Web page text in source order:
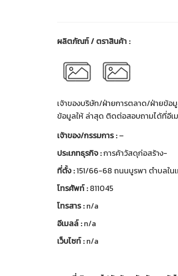
ผลิตภัณฑ์ / ตราสินค้า :
เจ้าของบริษัท/ฝ่ายการตลาด/ฝ่ายข้
ข้อมูลให้ ล่าสุด ติดต่อสอบถามได้ที่อีเ
เจ้าของ/กรรมการ :–
ประเภทธุรกิจ :การค้าวัสดุก่อสร้าง-
ที่ตั้ง :151/66-68 ถนนบูรพา ตำบลในเ
โทรศัพท์ :811045
โทรสาร :n/a
อีเมลล์ :n/a
เว็บไซท์ :n/a